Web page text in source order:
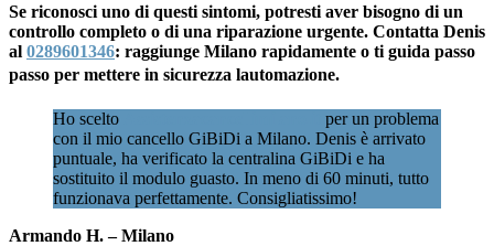
Se riconosci uno di questi sintomi, potresti aver bisogno di un
controllo completo o di una riparazione urgente. Contatta Denis
al 0289601346: raggiunge Milano rapidamente o ti guida passo
passo per mettere in sicurezza lautomazione.
Ho scelto
per un problema
con il mio cancello GiBiDi a Milano. Denis è arrivato
puntuale, ha verificato la centralina GiBiDi e ha
sostituito il modulo guasto. In meno di 60 minuti, tutto
funzionava perfettamente. Consigliatissimo!
Armando H. – Milano